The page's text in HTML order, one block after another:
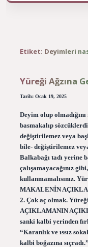
Etiket: Deyimleri
Yüreği Ağzına
Tarih: Ocak 19, 2025
Deyim olup
basmakalıp
değiştirilemez veya
bile- değiştirilemez
Balkabağı tadı yerine
çalışamayacağınız
kullanmamalısınız.
MAKALENİN
2. Çok aç olmak.
AÇIKLAMANIN
sanki kalbi yerinden
“Karanlık ve ıssız
kalbi boğazına